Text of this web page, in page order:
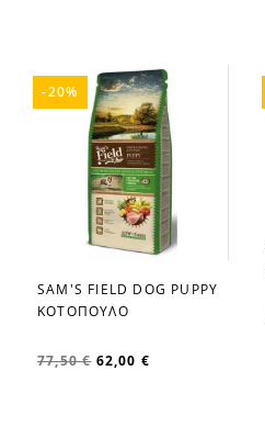
favorite_border
SAM'S FIELD DOG PUPPY
ΚΟΤΟΠΟΥΛΟ
77,50 € 62,00 €
-20%